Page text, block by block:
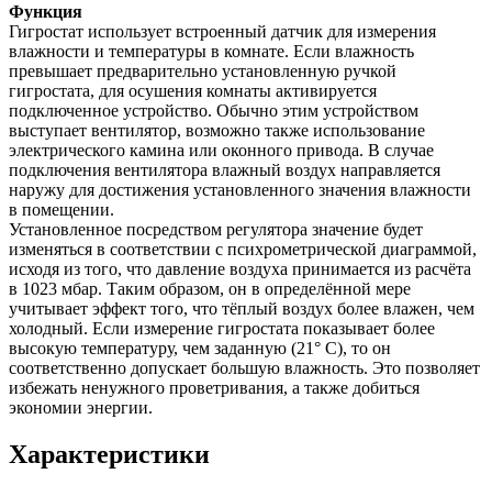
Функция
Гигростат использует встроенный датчик для измерения
влажности и температуры в комнате. Если влажность
превышает предварительно установленную ручкой
гигростата, для осушения комнаты активируется
подключенное устройство. Обычно этим устройством
выступает вентилятор, возможно также использование
электрического камина или оконного привода. В случае
подключения вентилятора влажный воздух направляется
наружу для достижения установленного значения влажности
в помещении.
Установленное посредством регулятора значение будет
изменяться в соответствии с психрометрической диаграммой,
исходя из того, что давление воздуха принимается из расчёта
в 1023 мбар. Таким образом, он в определённой мере
учитывает эффект того, что тёплый воздух более влажен, чем
холодный. Если измерение гигростата показывает более
высокую температуру, чем заданную (21° С), то он
соответственно допускает большую влажность. Это позволяет
избежать ненужного проветривания, а также добиться
экономии энергии.
Характеристики